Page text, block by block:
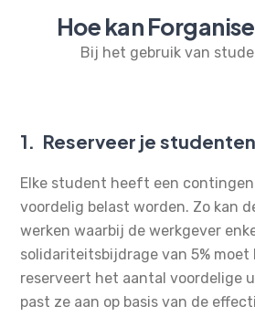
Hoe kan
Bij het gebruik van
1. Reserveer je
Elke student heeft een
voordelig belast worden. Zo kan
werken waarbij de werkgever
solidariteitsbijdrage van 5% moet
reserveert het aantal voordelige
past ze aan op basis van de